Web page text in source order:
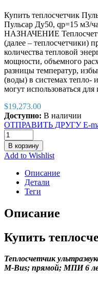
Купить теплосчетчик
Пульсар Ду50, qp=15
НАЗНАЧЕНИЕ
(далее – теплосчетчики)
количества тепловой
мощности, объемного
разницы температур,
(воды) в системах тепло-
могут использоваться
$19,273.00
Доступно: В наличии
ОТПРАВИТЬ ДРУГУ E-
В корзину
Add to Wishlist
Описание
Детали
Теги
Описание
Купить
Теплосчетчик
М-Bus; прямой; МПИ 6